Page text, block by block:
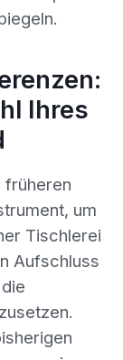
Ihres
früheren
um
Tischlerei
Aufschluss